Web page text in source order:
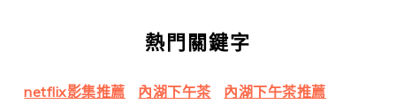
熱門關鍵字
netflix影集推薦 內湖下午茶
內湖下午茶推薦